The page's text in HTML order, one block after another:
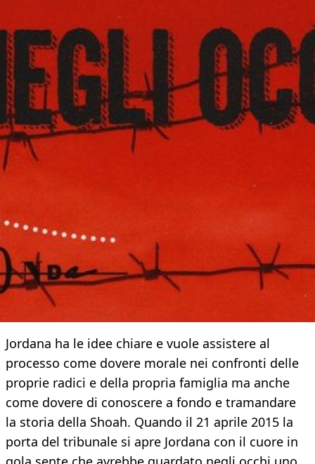
Jordana ha le idee chiare e vuole assistere al
processo come dovere morale nei confronti delle
proprie radici e della propria famiglia ma anche
come dovere di conoscere a fondo e tramandare
la storia della Shoah. Quando il 21 aprile 2015 la
porta del tribunale si apre Jordana con il cuore in